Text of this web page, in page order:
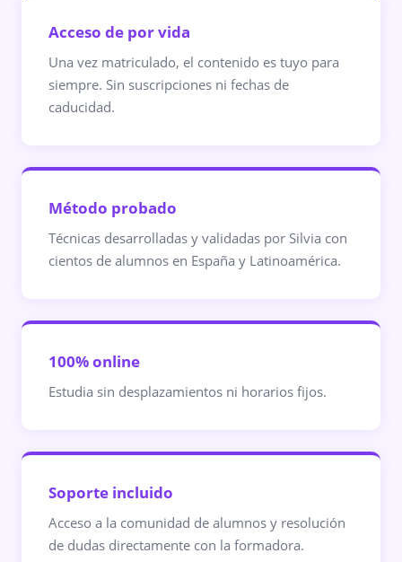
Acceso de por vida
Una vez matriculado, el contenido es tuyo para
siempre. Sin suscripciones ni fechas de
caducidad.
Método probado
Técnicas desarrolladas y validadas por Silvia con
cientos de alumnos en España y Latinoamérica.
100% online
Estudia sin desplazamientos ni horarios fijos.
Soporte incluido
Acceso a la comunidad de alumnos y resolución
de dudas directamente con la formadora.